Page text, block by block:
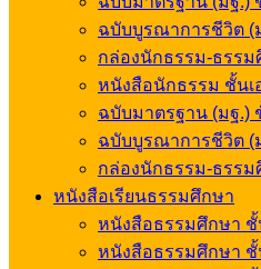
ฉบับบูรณาการชีวิต (
กล่องนักธรรม-ธรร
หนังสือนักธรรม ชั้นเ
ฉบับมาตรฐาน (มฐ.)
ฉบับบูรณาการชีวิต (
กล่องนักธรรม-ธรรม
หนังสือเรียนธรรมศึกษา
หนังสือธรรมศึกษา ชั้
หนังสือธรรมศึกษา